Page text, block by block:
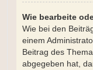
Wie bearbeite
Wie bei den
einem
Beitrag des
abgegeben hat,